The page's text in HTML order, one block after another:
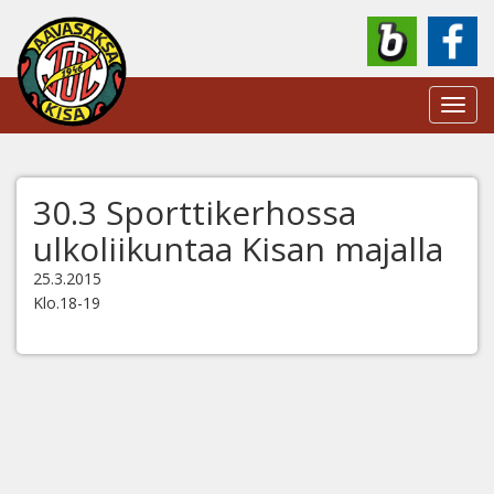
30.3 Sporttikerhossa
ulkoliikuntaa Kisan majalla
25.3.2015
Klo.18-19